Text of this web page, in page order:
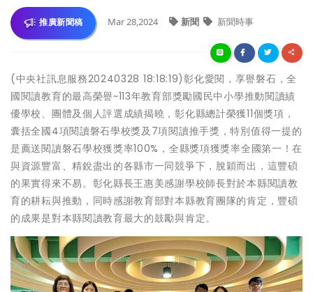
推廣新聞稿 Mar 28,2024 新聞 新聞時事
(中央社訊息服務20240328 18:18:19)彰化愛閱，享譽磐石，全
國閱讀教育的最高榮譽~113年教育部獎勵國民中小學推動閱讀績
優學校、團體及個人評選成績揭曉，彰化縣總計榮獲11個獎項，
囊括全國4項閱讀磐石學校獎及7項閱讀推手獎，特別值得一提的
是薦送閱讀磐石學校獲獎率100%，全縣獎項獲獎率全國第一！在
與資源豐富、精銳盡出的各縣市一同競爭下，脫穎而出，這豐碩
的果實得來不易。彰化縣長王惠美感謝學校師長對於本縣閱讀教
育的耕耘與推動，同時感謝教育部對本縣教育團隊的肯定，豐碩
的成果是對本縣閱讀教育最大的鼓勵與肯定。